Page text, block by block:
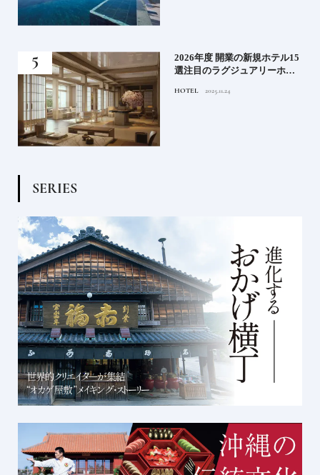
2026年度 開業の新規ホテル15
選注目のラグジュアリーホテ
ィホテルまでご紹介【後編】
HOTEL 2025.11.24
SERIES